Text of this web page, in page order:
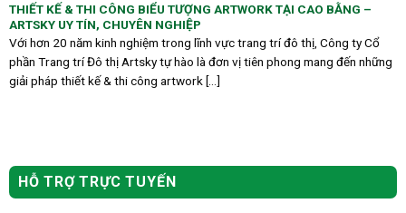
THIẾT KẾ & THI CÔNG BIỂU TƯỢNG ARTWORK TẠI CAO BẰNG –
ARTSKY UY TÍN, CHUYÊN NGHIỆP
Với hơn 20 năm kinh nghiệm trong lĩnh vực trang trí đô thị, Công ty Cổ
phần Trang trí Đô thị Artsky tự hào là đơn vị tiên phong mang đến những
giải pháp thiết kế & thi công artwork [...]
HỖ TRỢ TRỰC TUYẾN